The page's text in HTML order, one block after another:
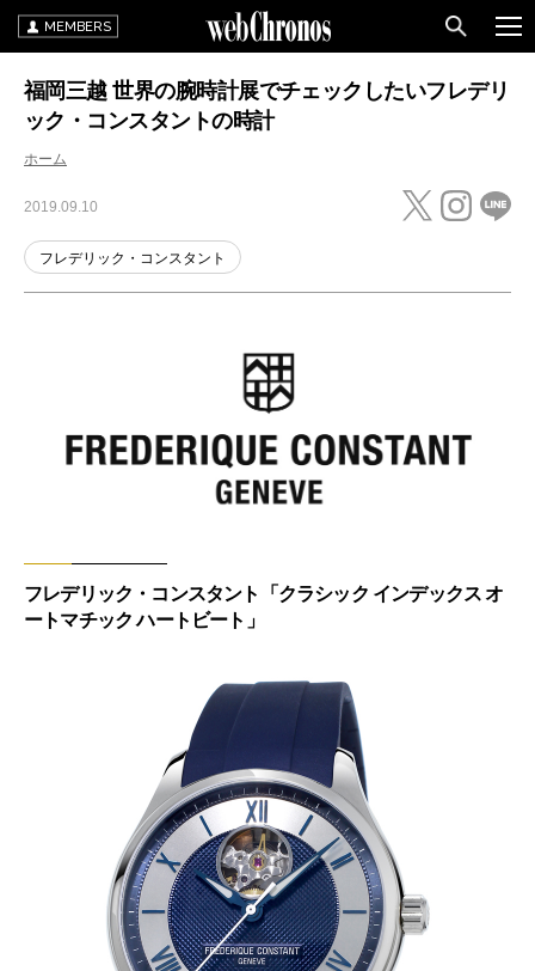
MEMBERS
福岡三越 世界の腕時計展でチェックしたいフレデリ
ック・コンスタントの時計
ホーム
2019.09.10
フレデリック・コンスタント
フレデリック・コンスタント「クラシック インデックス オ
ートマチック ハートビート」